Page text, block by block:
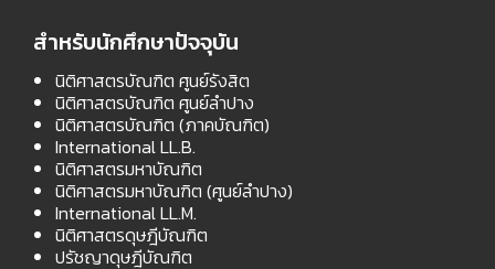
สำหรับนักศึกษาปัจจุบัน
นิติศาสตรบัณฑิต ศูนย์รังสิต
นิติศาสตรบัณฑิต ศูนย์ลำปาง
นิติศาสตรบัณฑิต (ภาคบัณฑิต)
International LL.B.
นิติศาสตรมหาบัณฑิต
นิติศาสตรมหาบัณฑิต (ศูนย์ลำปาง)
International LL.M.
นิติศาสตรดุษฎีบัณฑิต
ปรัชญาดุษฎีบัณฑิต